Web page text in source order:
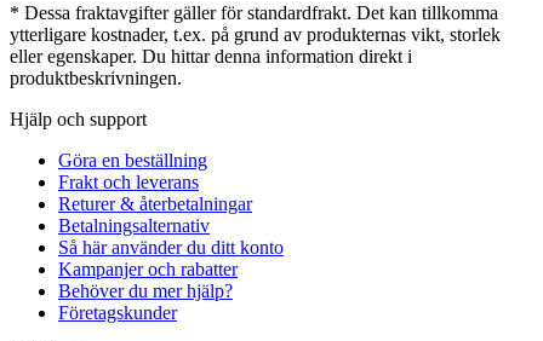
* Dessa fraktavgifter gäller för standardfrakt. Det kan tillkomma
ytterligare kostnader, t.ex. på grund av produkternas vikt, storlek
eller egenskaper. Du hittar denna information direkt i
produktbeskrivningen.
Hjälp och support
Göra en beställning
Frakt och leverans
Returer & återbetalningar
Betalningsalternativ
Så här använder du ditt konto
Kampanjer och rabatter
Behöver du mer hjälp?
Företagskunder